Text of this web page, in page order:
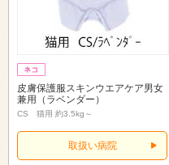
皮膚保護服スキンウエアケア男女
兼用（ラベンダー）
CS 猫用 約3.5kg～
取扱い病院